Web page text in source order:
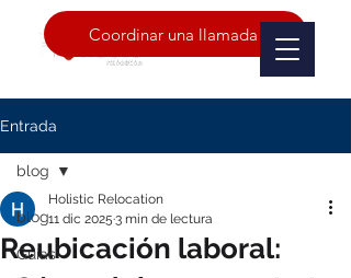
Coordinar una llamada
Entrada
blog
Guías
blog
Reubicación laboral:
Holistic Relocation
11 dic 2025 3 min de lectura